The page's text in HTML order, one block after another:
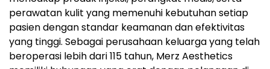
perawatan kulit yang memenuhi kebutuhan setiap
pasien dengan standar keamanan dan efektivitas
yang tinggi. Sebagai perusahaan keluarga yang telah
beroperasi lebih dari 115 tahun, Merz Aesthetics